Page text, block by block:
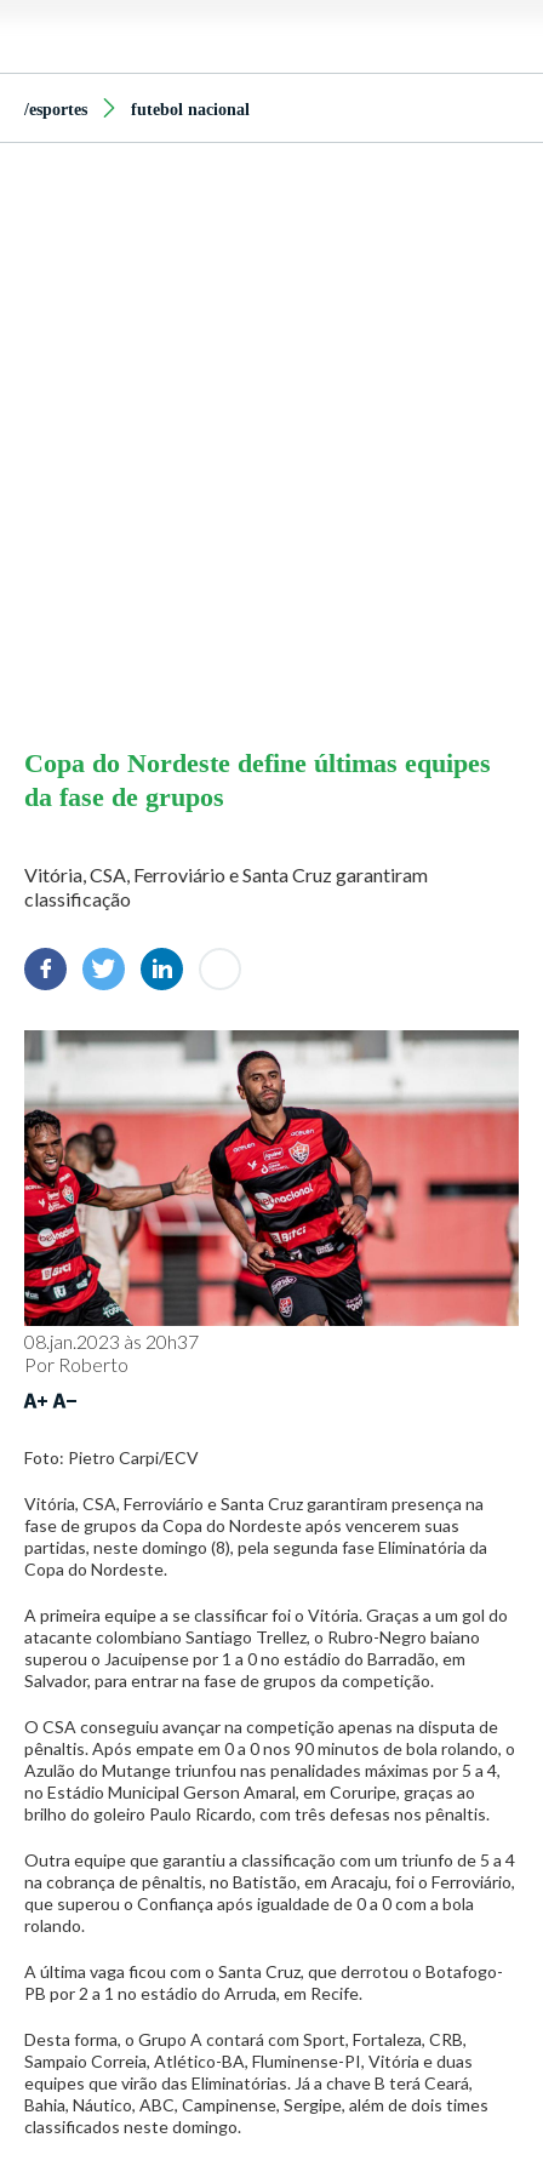
/esportes futebol nacional
Copa do Nordeste define últimas equipes
da fase de grupos
Vitória, CSA, Ferroviário e Santa Cruz garantiram
classificação
08.jan.2023 às 20h37
Por Roberto
Foto: Pietro Carpi/ECV
Vitória, CSA, Ferroviário e Santa Cruz garantiram presença na
fase de grupos da Copa do Nordeste após vencerem suas
partidas, neste domingo (8), pela segunda fase Eliminatória da
Copa do Nordeste.
A primeira equipe a se classificar foi o Vitória. Graças a um gol do
atacante colombiano Santiago Trellez, o Rubro-Negro baiano
superou o Jacuipense por 1 a 0 no estádio do Barradão, em
Salvador, para entrar na fase de grupos da competição.
O CSA conseguiu avançar na competição apenas na disputa de
pênaltis. Após empate em 0 a 0 nos 90 minutos de bola rolando, o
Azulão do Mutange triunfou nas penalidades máximas por 5 a 4,
no Estádio Municipal Gerson Amaral, em Coruripe, graças ao
brilho do goleiro Paulo Ricardo, com três defesas nos pênaltis.
Outra equipe que garantiu a classificação com um triunfo de 5 a 4
na cobrança de pênaltis, no Batistão, em Aracaju, foi o Ferroviário,
que superou o Confiança após igualdade de 0 a 0 com a bola
rolando.
A última vaga ficou com o Santa Cruz, que derrotou o Botafogo-
PB por 2 a 1 no estádio do Arruda, em Recife.
Desta forma, o Grupo A contará com Sport, Fortaleza, CRB,
Sampaio Correia, Atlético-BA, Fluminense-PI, Vitória e duas
equipes que virão das Eliminatórias. Já a chave B terá Ceará,
Bahia, Náutico, ABC, Campinense, Sergipe, além de dois times
classificados neste domingo.